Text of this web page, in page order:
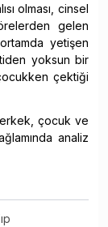
olması, cinsel
gelen
yetişen
yoksun bir
çektiği
çocuk ve
analiz